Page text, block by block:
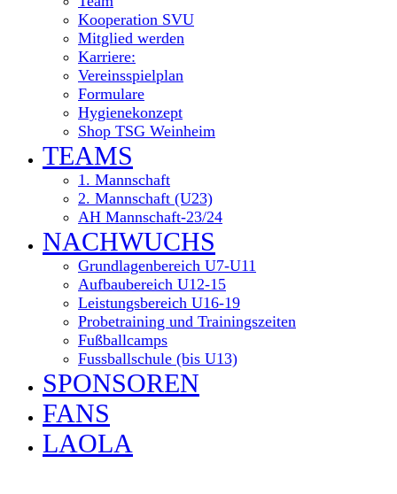
Kooperation SVU
Mitglied werden
Karriere:
Vereinsspielplan
Formulare
Hygienekonzept
Shop TSG Weinheim
TEAMS
1. Mannschaft
2. Mannschaft (U23)
AH Mannschaft-23/24
NACHWUCHS
Grundlagenbereich U7-U11
Aufbaubereich U12-15
Leistungsbereich U16-19
Probetraining und Trainingszeiten
Fußballcamps
Fussballschule (bis U13)
SPONSOREN
FANS
LAOLA